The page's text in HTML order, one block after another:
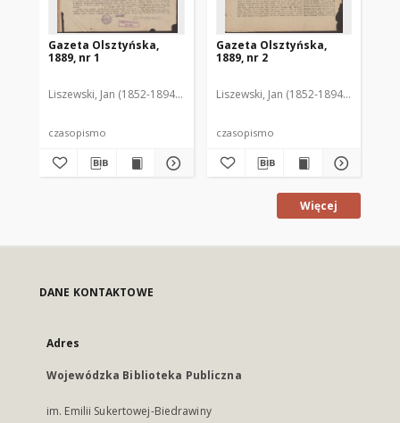
Gazeta Olsztyńska,
1889, nr 1
Liszewski, Jan (1852-1894). Red.
czasopismo
Gazeta Olsztyńska,
1889, nr 2
Liszewski, Jan (1852-1894). Red.
czasopismo
Więcej
DANE KONTAKTOWE
Adres
Wojewódzka Biblioteka Publiczna
im. Emilii Sukertowej-Biedrawiny